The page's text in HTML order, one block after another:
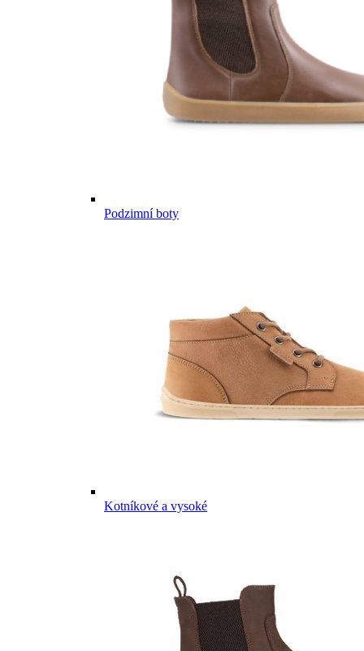
Podzimní boty
Kotníkové a vysoké